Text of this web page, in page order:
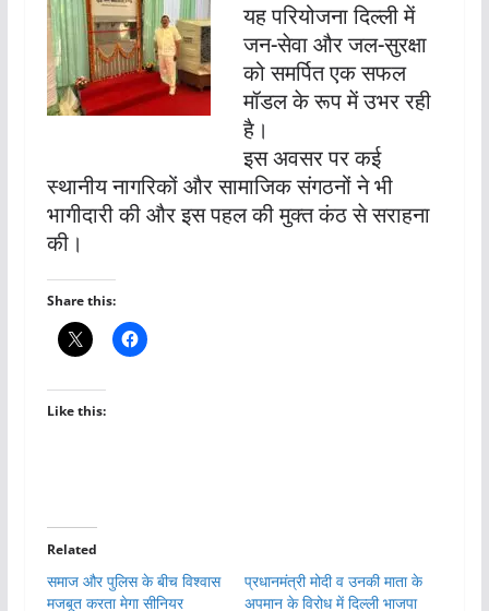
यह परियोजना दिल्ली में
जन-सेवा और जल-सुरक्षा
को समर्पित एक सफल
मॉडल के रूप में उभर रही
है।
इस अवसर पर कई
स्थानीय नागरिकों और सामाजिक संगठनों ने भी
भागीदारी की और इस पहल की मुक्त कंठ से सराहना
की।
Share this:
Like this:
Related
समाज और पुलिस के बीच विश्वास
मजबूत करता मेगा सीनियर
प्रधानमंत्री मोदी व उनकी माता के
अपमान के विरोध में दिल्ली भाजपा